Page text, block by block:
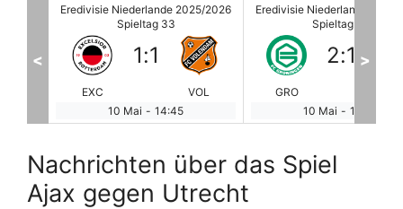
Eredivisie Niederlande 2025/2026
Spieltag 33
GRO
2:1
NIJ
10 Mai - 14:45
Eredivisie Niederlande
Spieltag 33
SIT
3:2
10 Mai - 14:45
< >
Nachrichten über das Spiel
Ajax gegen Utrecht